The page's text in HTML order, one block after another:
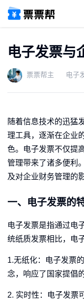
电子发票与
票票帮主 电子
随着信息技术的迅猛
理工具，逐渐在企业
色。电子发票不仅提
管理带来了诸多便利
及对企业财务管理的
一、电子发票的
电子发票是指通过电
统纸质发票相比，电
1.无纸化：电子发票
念，响应了国家提倡
2. 实时性：电子发票